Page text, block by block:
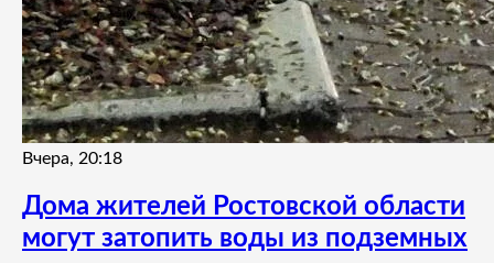
Вчера, 20:18
Дома жителей Ростовской области
могут затопить воды из подземных